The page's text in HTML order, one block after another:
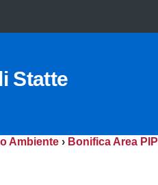
Statte
Ambiente › Bonifica Area PIP